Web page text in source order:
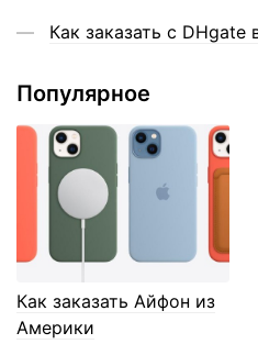
Как заказать с DHgate
Популярное
Как заказать Айфон из
Америки